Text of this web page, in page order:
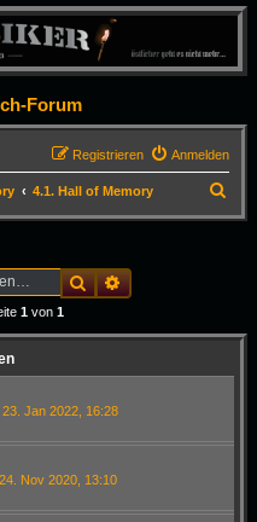
Forum
Anmelden
Registrieren
4.1. Hall of Memory
u
SucheErweiterte Suche
1 von 1
23. Jan 2022, 16:28
Nov 2020, 13:10